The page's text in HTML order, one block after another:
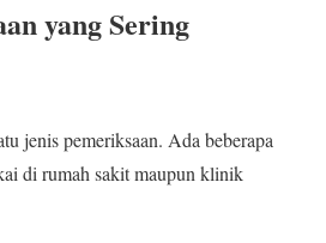
yang Sering
jenis pemeriksaan. Ada beberapa
di rumah sakit maupun klinik